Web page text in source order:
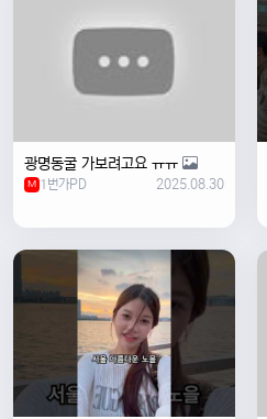
광명동굴 가보려고요 ㅠㅠ
M 1번가PD 2025.08.30